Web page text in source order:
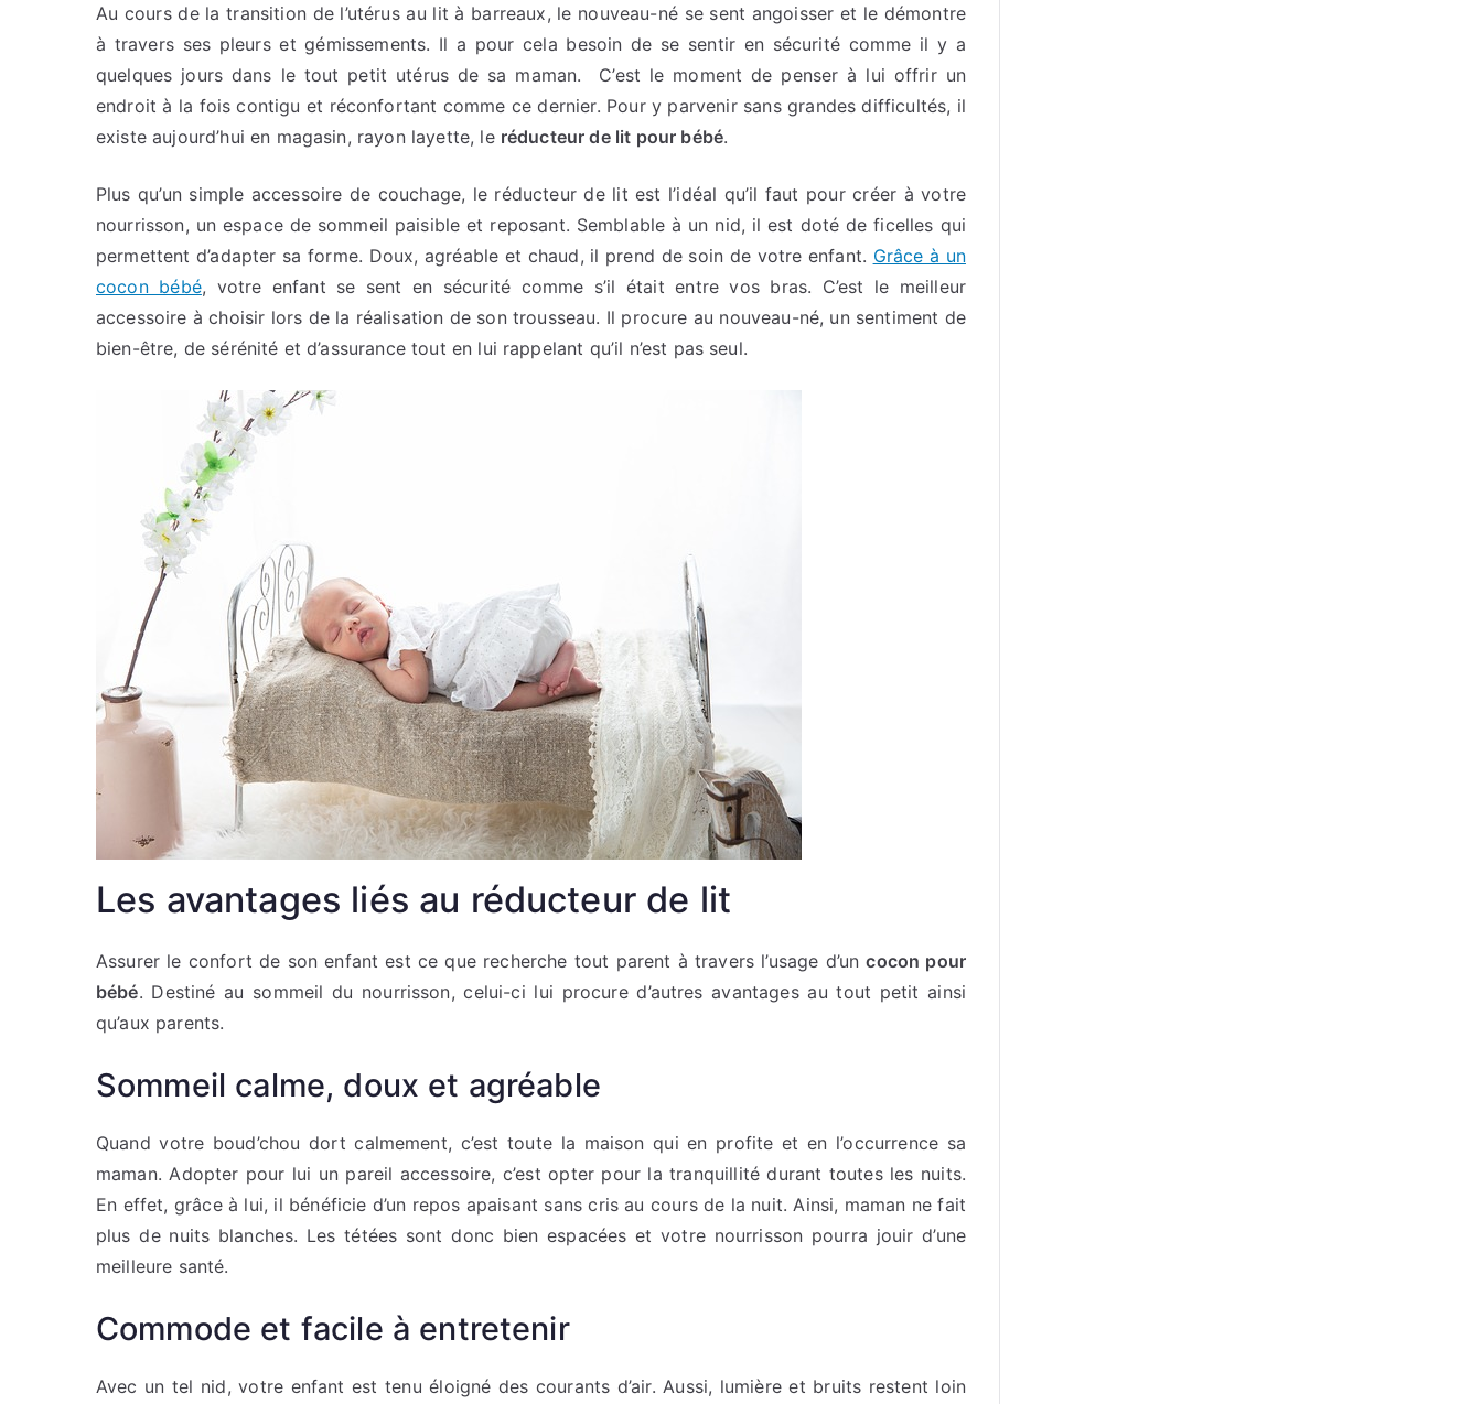
Au cours de la transition de l’utérus au lit à barreaux, le nouveau-né se sent angoisser et le démontre
à travers ses pleurs et gémissements. Il a pour cela besoin de se sentir en sécurité comme il y a
quelques jours dans le tout petit utérus de sa maman. C’est le moment de penser à lui offrir un
endroit à la fois contigu et réconfortant comme ce dernier. Pour y parvenir sans grandes difficultés, il
existe aujourd’hui en magasin, rayon layette, le réducteur de lit pour bébé.
Plus qu’un simple accessoire de couchage, le réducteur de lit est l’idéal qu’il faut pour créer à votre
nourrisson, un espace de sommeil paisible et reposant. Semblable à un nid, il est doté de ficelles qui
permettent d’adapter sa forme. Doux, agréable et chaud, il prend de soin de votre enfant. Grâce à un
cocon bébé, votre enfant se sent en sécurité comme s’il était entre vos bras. C’est le meilleur
accessoire à choisir lors de la réalisation de son trousseau. Il procure au nouveau-né, un sentiment de
bien-être, de sérénité et d’assurance tout en lui rappelant qu’il n’est pas seul.
Les avantages liés au réducteur de lit
Assurer le confort de son enfant est ce que recherche tout parent à travers l’usage d’uncocon pour
bébé. Destiné au sommeil du nourrisson, celui-ci lui procure d’autres avantages au tout petit ainsi
qu’aux parents.
Sommeil calme, doux et agréable
Quand votre boud’chou dort calmement, c’est toute la maison qui en profite et en l’occurrence sa
maman. Adopter pour lui un pareil accessoire, c’est opter pour la tranquillité durant toutes les nuits.
En effet, grâce à lui, il bénéficie d’un repos apaisant sans cris au cours de la nuit. Ainsi, maman ne fait
plus de nuits blanches. Les tétées sont donc bien espacées et votre nourrisson pourra jouir d’une
meilleure santé.
Commode et facile à entretenir
Avec un tel nid, votre enfant est tenu éloigné des courants d’air. Aussi, lumière et bruits restent loin